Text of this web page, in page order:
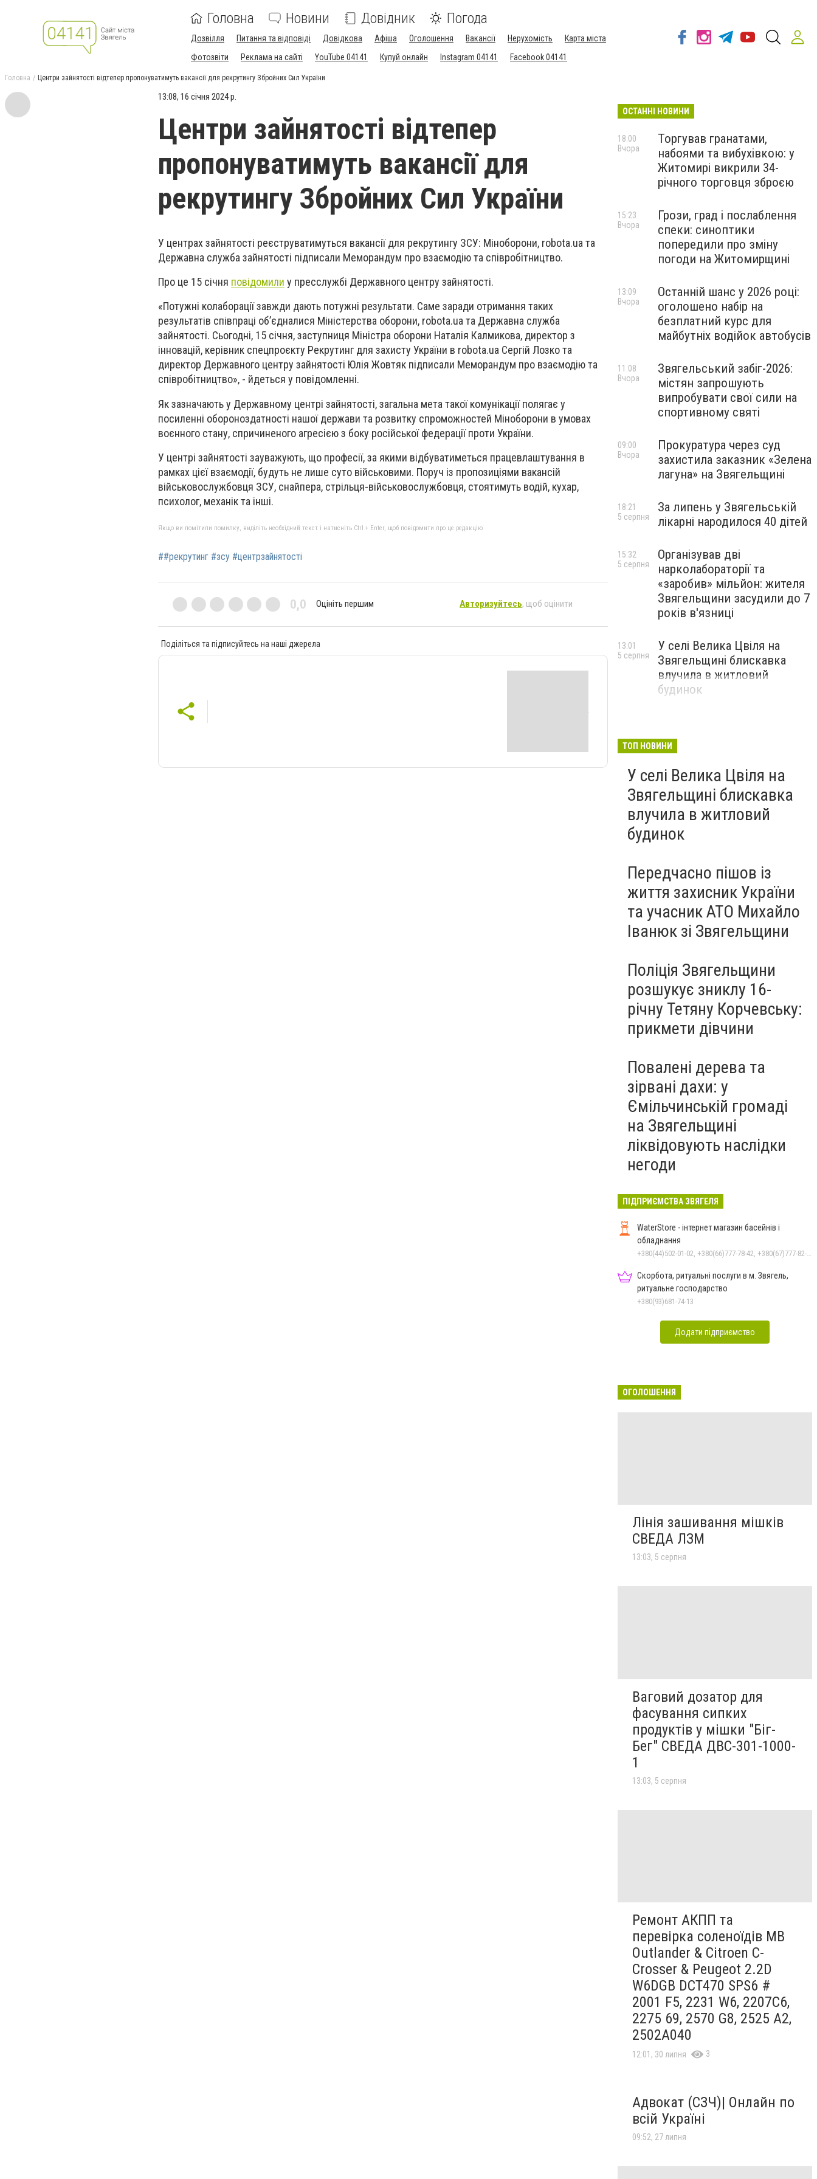
Головна Новини Довідник Погода
Дозвілля Питання та відповіді Довідкова Афіша Оголошення Вакансії Нерухомість
Карта міста
Фотозвіти
Реклама на сайті YouTube 04141 Купуй онлайн Instagram 04141 Facebook 04141
Головна Центри зайнятості відтепер пропонуватимуть вакансії для рекрутингу Збройних Сил України
13:08, 16 січня 2024 р.
Центри зайнятості відтепер
пропонуватимуть вакансії для
рекрутингу Збройних Сил України
У центрах зайнятості реєструватимуться вакансії для рекрутингу ЗСУ: Міноборони, robota.ua та
Державна служба зайнятості підписали Меморандум про взаємодію та співробітництво.
Про це 15 січня повідомили у пресслужбі Державного центру зайнятості.
«Потужні колаборації завжди дають потужні результати. Саме заради отримання таких
результатів співпраці об’єдналися Міністерства оборони, robota.ua та Державна служба
зайнятості. Сьогодні, 15 січня, заступниця Міністра оборони Наталія Калмикова, директор з
інновацій, керівник спецпроєкту Рекрутинг для захисту України в robota.ua Сергій Лозко та
директор Державного центру зайнятості Юлія Жовтяк підписали Меморандум про взаємодію та
співробітництво», - йдеться у повідомленні.
Як зазначають у Державному центрі зайнятості, загальна мета такої комунікації полягає у
посиленні обороноздатності нашої держави та розвитку спроможностей Міноборони в умовах
воєнного стану, спричиненого агресією з боку російської федерації проти України.
У центрі зайнятості зауважують, що професії, за якими відбуватиметься працевлаштування в
рамках цієї взаємодії, будуть не лише суто військовими. Поруч із пропозиціями вакансій
військовослужбовця ЗСУ, снайпера, стрільця-військовослужбовця, стоятимуть водій, кухар,
психолог, механік та інші.
Якщо ви помітили помилку, виділіть необхідний текст і натисніть Ctrl + Enter, щоб повідомити про це редакцію
##рекрутинг #зсу #центрзайнятості
0,0 Оцініть першим Авторизуйтесь, щоб оцінити
Поділіться та підписуйтесь на наші джерела
ОСТАННІ НОВИНИ
Торгував гранатами,
набоями та вибухівкою: у
Житомирі викрили 34-
річного торговця зброєю
18:00
Вчора
Грози, град і послаблення
спеки: синоптики
попередили про зміну
погоди на Житомирщині
15:23
Вчора
Останній шанс у 2026 році:
оголошено набір на
безплатний курс для
майбутніх водійок автобусів
13:09
Вчора
Звягельський забіг-2026:
містян запрошують
випробувати свої сили на
спортивному святі
11:08
Вчора
Прокуратура через суд
захистила заказник «Зелена
лагуна» на Звягельщині
09:00
Вчора
За липень у Звягельській
лікарні народилося 40 дітей
18:21
5 серпня
Організував дві
нарколабораторії та
«заробив» мільйон: жителя
Звягельщини засудили до 7
років в'язниці
15:32
5 серпня
У селі Велика Цвіля на
Звягельщині блискавка
влучила в житловий
будинок
13:01
5 серпня
ТОП НОВИНИ
У селі Велика Цвіля на
Звягельщині блискавка
влучила в житловий
будинок
Передчасно пішов із
життя захисник України
та учасник АТО Михайло
Іванюк зі Звягельщини
Поліція Звягельщини
розшукує зниклу 16-
річну Тетяну Корчевську:
прикмети дівчини
Повалені дерева та
зірвані дахи: у
Ємільчинській громаді
на Звягельщині
ліквідовують наслідки
негоди
ПІДПРИЄМСТВА ЗВЯГЕЛЯ
WaterStore - інтернет магазин басейнів і
обладнання
+380(44)502-01-02, +380(66)777-78-42, +380(67)777-82-19, +380(67)890-80-80, +380(73)890-80-80, +380(44)502-01-03
Скорбота, ритуальні послуги в м. Звягель,
ритуальне господарство
+380(93)681-74-13
Додати підприємство
ОГОЛОШЕННЯ
Лінія зашивання мішків
СВЕДА ЛЗМ
13:03, 5 серпня
Ваговий дозатор для
фасування сипких
продуктів у мішки "Біг-
Бег" СВЕДА ДВС-301-1000-
1
13:03, 5 серпня
Ремонт АКПП та
перевірка соленоїдів MB
Outlander & Citroen C-
Crosser & Peugeot 2.2D
W6DGB DCT470 SPS6 #
2001 F5, 2231 W6, 2207C6,
2275 69, 2570 G8, 2525 A2,
2502A040
12:01, 30 липня 3
Адвокат (СЗЧ)| Онлайн по
всій Україні
09:52, 27 липня